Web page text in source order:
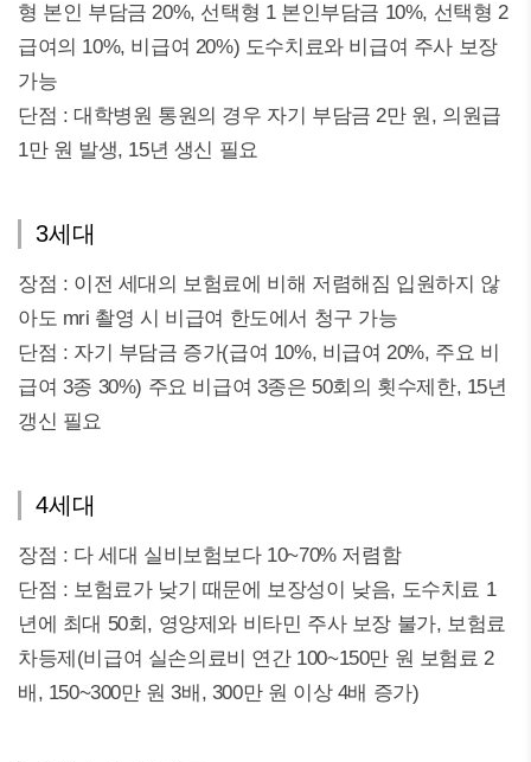
형 본인 부담금 20%, 선택형 1 본인부담금 10%, 선택형 2
급여의 10%, 비급여 20%) 도수치료와 비급여 주사 보장
가능
단점 : 대학병원 통원의 경우 자기 부담금 2만 원, 의원급
1만 원 발생, 15년 생신 필요
3세대
장점 : 이전 세대의 보험료에 비해 저렴해짐 입원하지 않
아도 mri 촬영 시 비급여 한도에서 청구 가능
단점 : 자기 부담금 증가(급여 10%, 비급여 20%, 주요 비
급여 3종 30%) 주요 비급여 3종은 50회의 횟수제한, 15년
갱신 필요
4세대
장점 : 다 세대 실비보험보다 10~70% 저렴함
단점 : 보험료가 낮기 때문에 보장성이 낮음, 도수치료 1
년에 최대 50회, 영양제와 비타민 주사 보장 불가, 보험료
차등제(비급여 실손의료비 연간 100~150만 원 보험료 2
배, 150~300만 원 3배, 300만 원 이상 4배 증가)